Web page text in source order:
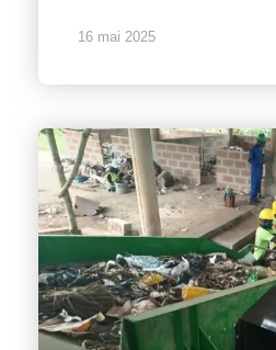
16 mai 2025